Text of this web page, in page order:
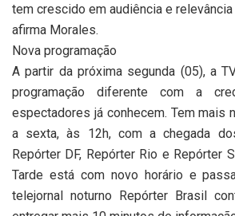
tem crescido em audiência e
afirma Morales.
Nova programação
A partir da próxima segunda (05), a
programação diferente com a
espectadores já conhecem. Tem mais
a sexta, às 12h, com a chegada
Repórter DF, Repórter Rio e Repórter
Tarde está com novo horário e
telejornal noturno Repórter Brasil